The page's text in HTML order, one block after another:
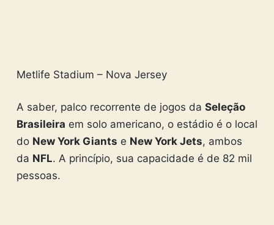
Metlife Stadium – Nova Jersey
A saber, palco recorrente de jogos da Seleção
Brasileira em solo americano, o estádio é o local
do New York Giants e New York Jets, ambos
da NFL. A princípio, sua capacidade é de 82 mil
pessoas.